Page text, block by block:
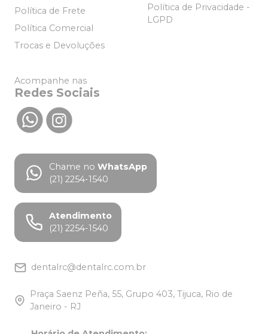
Política de Frete
Política Comercial
Trocas e Devoluções
Política de Privacidade -
LGPD
Acompanhe nas
Redes Sociais
Chame no WhatsApp
(21) 2254-1540
Atendimento
(21) 2254-1540
dentalrc@dentalrc.com.br
Praça Saenz Peña, 55, Grupo 403, Tijuca, Rio de
Janeiro - RJ